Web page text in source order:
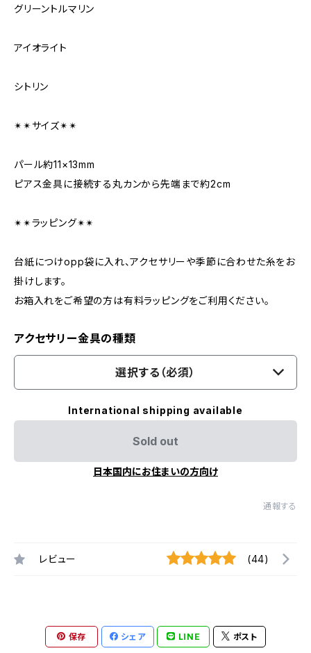
グリーントルマリン
アイオライト
シトリン
✴︎✴︎サイズ✴︎✴︎
パール約11×13mm
ピアス金具に接続する丸カンから先端まで約2cm
✴︎✴︎ラッピング✴︎✴︎
台紙につけopp袋に入れ、アクセサリーや季節に合わせた糸をお
掛けします。
お箱入れをご希望の方は有料ラッピングをご利用ください。
アクセサリー金具の種類
選択する（必須）
International shipping available
Sold out
日本国内にお住まいの方向け
通報する
レビュー (44)
保存 シェア LINE ポスト